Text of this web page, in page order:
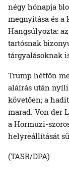
négy hónapja
megnyitása és
Hangsúlyozta:
tartósnak
tárgyalásoknak
Trump hétfőn
aláírás után
követően; a
marad. Von der
a Hormuzi-
helyreállítását
(TASR/DPA)